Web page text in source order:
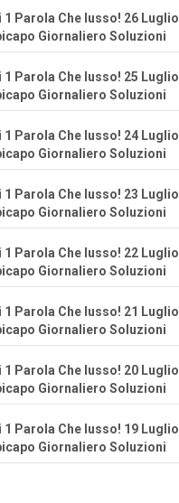
1 Parola Che lusso! 26 Luglio
Giornaliero Soluzioni
1 Parola Che lusso! 25 Luglio
Giornaliero Soluzioni
1 Parola Che lusso! 24 Luglio
Giornaliero Soluzioni
1 Parola Che lusso! 23 Luglio
Giornaliero Soluzioni
1 Parola Che lusso! 22 Luglio
Giornaliero Soluzioni
1 Parola Che lusso! 21 Luglio
Giornaliero Soluzioni
1 Parola Che lusso! 20 Luglio
Giornaliero Soluzioni
1 Parola Che lusso! 19 Luglio
Giornaliero Soluzioni